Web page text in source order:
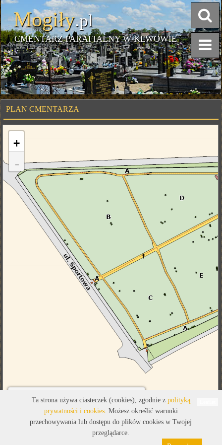
Mogiły.pl
CMENTARZ PARAFIALNY W KLWOWIE
PLAN CMENTARZA
+
-
Ta strona używa ciasteczek (cookies), zgodnie z polityką
prywatności i cookies. Możesz określić warunki
przechowywania lub dostępu do plików cookies w Twojej
przeglądarce.